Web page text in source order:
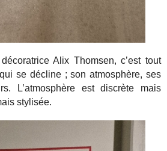
Alix Thomsen, c’est tout
se décline ; son atmosphère, ses
L’atmosphère est discrète mais
stylisée.